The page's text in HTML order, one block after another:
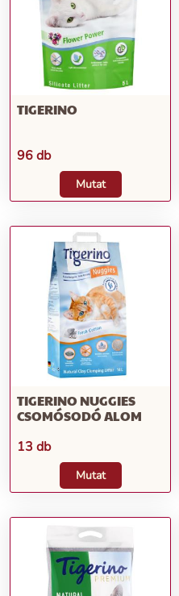
TIGERINO
96 db
Mutat
TIGERINO NUGGIES
CSOMÓSODÓ ALOM
13 db
Mutat